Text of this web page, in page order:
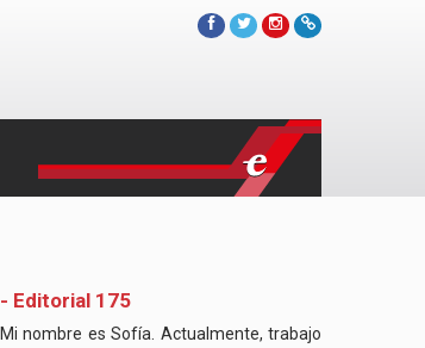
- Editorial 175
Mi nombre es Sofía. Actualmente, trabajo